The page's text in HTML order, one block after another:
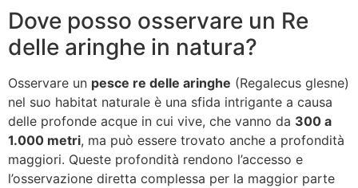
Dove posso osservare un Re
delle aringhe in natura?
Osservare un pesce re delle aringhe (Regalecus glesne)
nel suo habitat naturale è una sfida intrigante a causa
delle profonde acque in cui vive, che vanno da 300 a
1.000 metri, ma può essere trovato anche a profondità
maggiori. Queste profondità rendono l’accesso e
l’osservazione diretta complessa per la maggior parte